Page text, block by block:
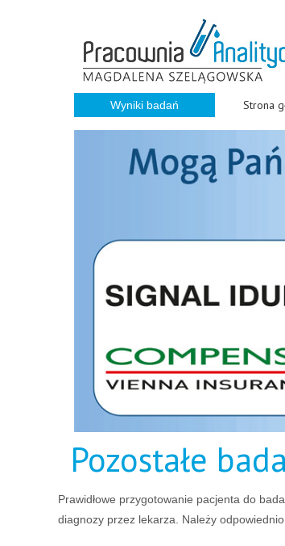
Wyniki badań Strona
Pozostałe
Prawidłowe przygotowanie pacjenta do
diagnozy przez lekarza. Należy